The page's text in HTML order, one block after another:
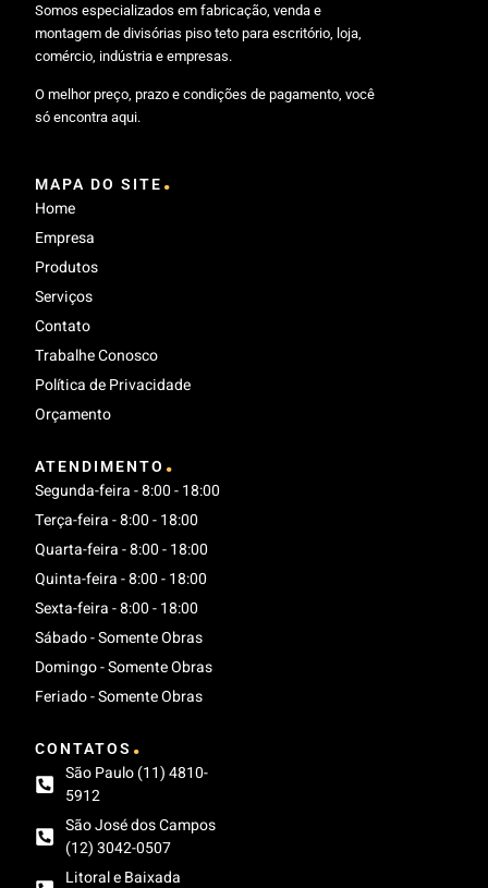
Somos especializados em fabricação, venda e
montagem de divisórias piso teto para escritório, loja,
comércio, indústria e empresas.
O melhor preço, prazo e condições de pagamento, você
só encontra aqui.
MAPA DO SITE .
Home
Empresa
Produtos
Serviços
Contato
Trabalhe Conosco
Política de Privacidade
Orçamento
ATENDIMENTO .
Segunda-feira - 8:00 - 18:00
Terça-feira - 8:00 - 18:00
Quarta-feira - 8:00 - 18:00
Quinta-feira - 8:00 - 18:00
Sexta-feira - 8:00 - 18:00
Sábado - Somente Obras
Domingo - Somente Obras
Feriado - Somente Obras
CONTATOS .
São Paulo (11) 4810-
5912
São José dos Campos
(12) 3042-0507
Litoral e Baixada